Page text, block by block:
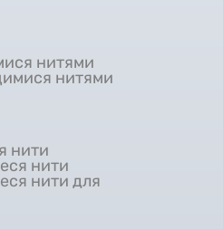
нитями
нитями
нити
нити
нити для